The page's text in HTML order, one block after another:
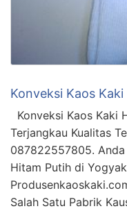
Konveksi Kaos
Konveksi Kaos Kaki
Terjangkau Kualitas
087822557805.
Hitam Putih di
Salah Satu Pabrik